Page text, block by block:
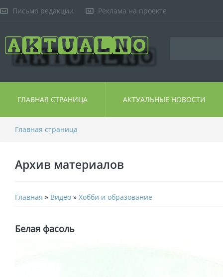
Письмо редакции Реклама на проекте
ГЛАВНАЯ СТРАНИЦА АКТУАЛЬНЫЕ НОВОСТИ
Главная страница
Архив материалов
Главная » Видео » Хобби и образование
Белая фасоль